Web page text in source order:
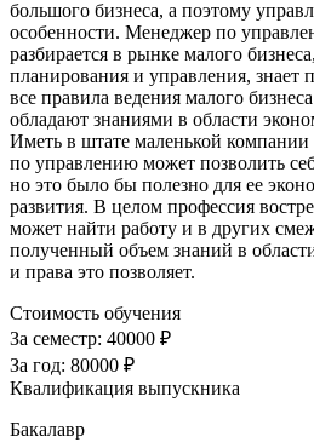
большого бизнеса, а поэтому
особенности. Менеджер по
разбирается в рынке малого
планирования и управления, знает
все правила ведения малого
обладают знаниями в области
Иметь в штате маленькой компании
по управлению может позволить
но это было бы полезно для ее
развития. В целом профессия
может найти работу и в других
полученный объем знаний в
и права это позволяет.
Стоимость обучения
За семестр: 40000 ₽
За год: 80000 ₽
Квалификация выпускника
Бакалавр